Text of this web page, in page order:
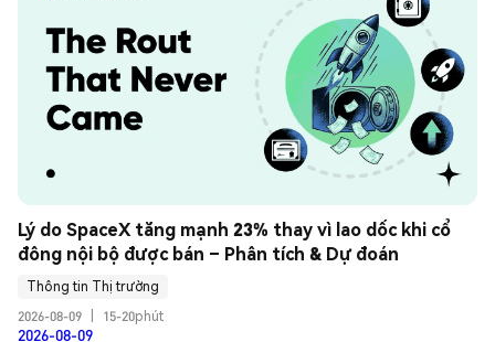
Lý do SpaceX tăng mạnh 23% thay vì lao dốc khi cổ
đông nội bộ được bán – Phân tích & Dự đoán
Thông tin Thị trường
2026-08-09
15-20phút
2026-08-09